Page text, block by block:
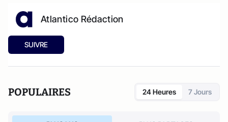
Atlantico Rédaction
SUIVRE
POPULAIRES 24 Heures 7 Jours